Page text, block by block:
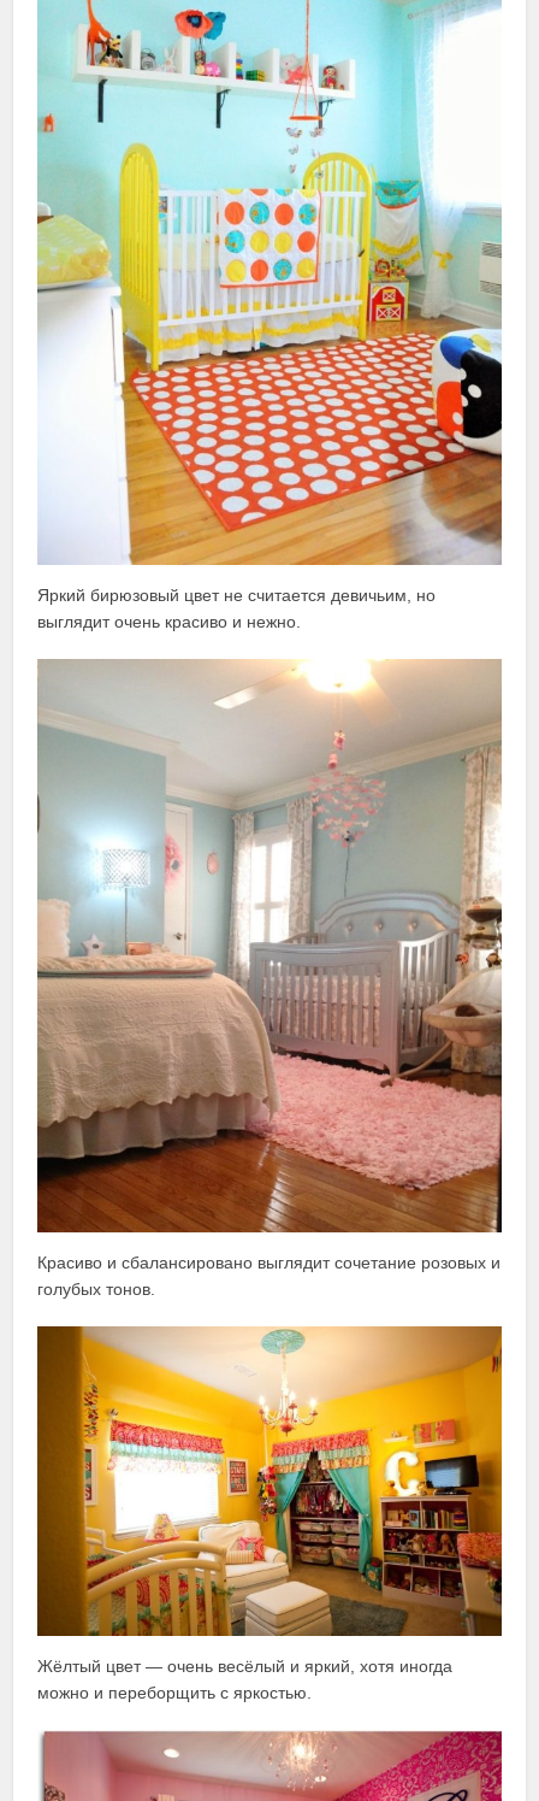
Яркий бирюзовый цвет не считается девичьим, но
выглядит очень красиво и нежно.
Красиво и сбалансировано выглядит сочетание розовых и
голубых тонов.
Жёлтый цвет — очень весёлый и яркий, хотя иногда
можно и переборщить с яркостью.